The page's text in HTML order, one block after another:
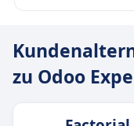
zu Odoo